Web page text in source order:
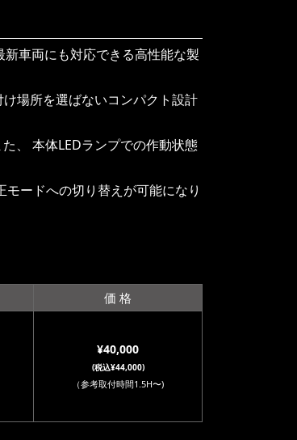
車両にも対応できる高性能な製
場所を選ばないコンパクト設計
、 本体LEDランプでの作動状態
ードへの切り替えが可能になり
価 格
¥40,000
(税込¥44,000)
（参考取付時間1.5H〜)